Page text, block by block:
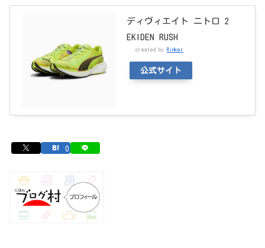
ディヴィエイト ニトロ 2
EKIDEN RUSH
created by Rinker
公式サイト
0